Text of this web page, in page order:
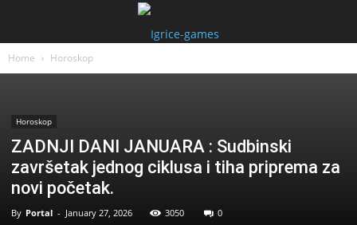
Home Horoskop
Horoskop
ZADNJI DANI JANUARA : Sudbinski
završetak jednog ciklusa i tiha priprema za
novi početak.
By Portal - January 27, 2026 3050 0